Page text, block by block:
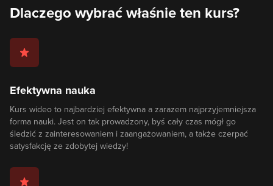
Dlaczego wybrać właśnie ten kurs?
Efektywna nauka
Kurs wideo to najbardziej efektywna a zarazem najprzyjemniejsza
forma nauki. Jest on tak prowadzony, byś cały czas mógł go
śledzić z zainteresowaniem i zaangażowaniem, a także czerpać
satysfakcję ze zdobytej wiedzy!